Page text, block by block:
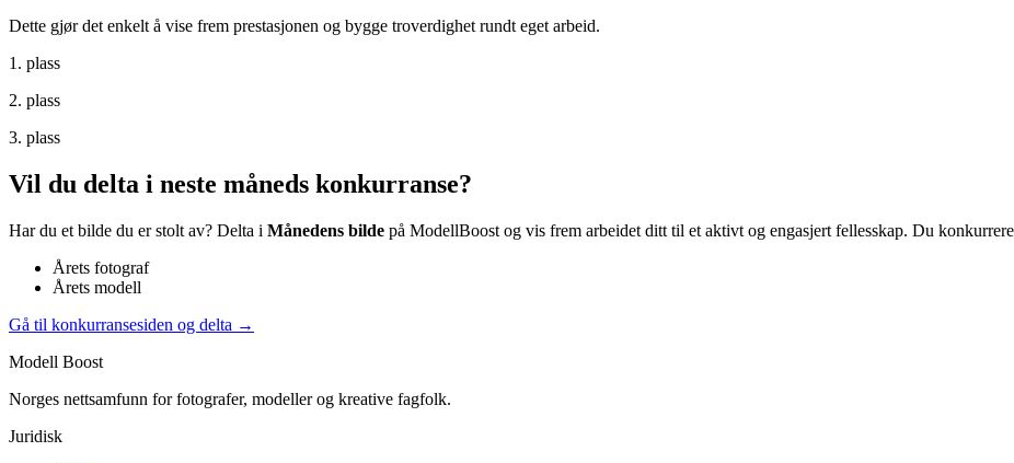
Dette gjør det enkelt å vise frem prestasjonen og bygge troverdighet rundt eget arbeid.
1. plass
2. plass
3. plass
Vil du delta i neste måneds konkurranse?
Har du et bilde du er stolt av? Delta i Månedens bilde på ModellBoost og vis frem arbeidet ditt til et aktivt og engasjert fellesskap. Du
Årets fotograf
Årets modell
Gå til konkurransesiden og delta →
Modell Boost
Norges nettsamfunn for fotografer, modeller og kreative fagfolk.
Juridisk